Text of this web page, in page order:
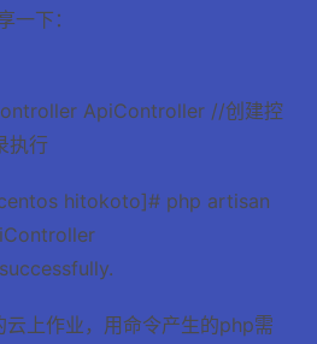
一下：
ApiController //创建控
执行
hitokoto]# php artisan
上作业，用命令产生的php需